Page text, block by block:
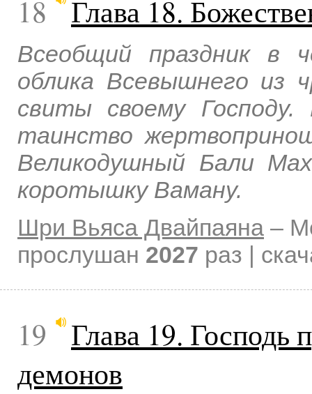
18 Глава 18.
Всеобщий праздник в
облика Всевышнего из
свиты своему
таинство
Великодушный Бали
коротышку Ваману.
Шри Вьяса Двайпаяна –
прослушан 2027 раз |
19
Глава 19. Господь
демонов